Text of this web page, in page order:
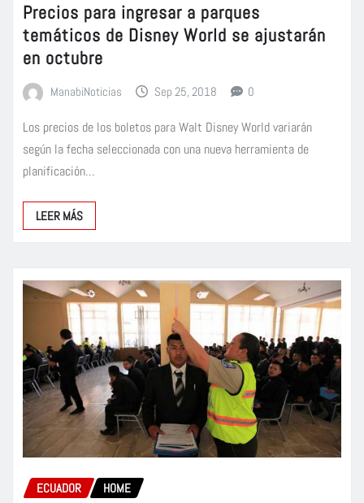
Precios para ingresar a parques
temáticos de Disney World se ajustarán
en octubre
ManabiNoticias Sep 25, 2018 0
Los precios de los boletos para Walt Disney World variarán
según la fecha seleccionada con una nueva herramienta de
planificación…
LEER MÁS
ECUADOR HOME